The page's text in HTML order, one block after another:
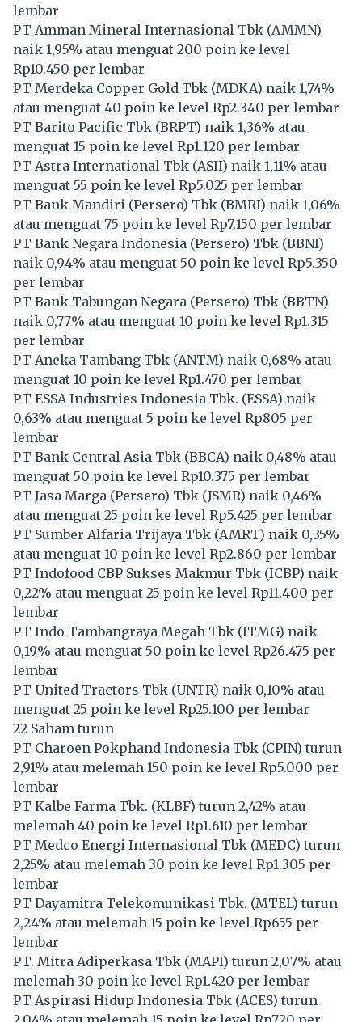
lembar
PT Amman Mineral Internasional Tbk (AMMN)
naik 1,95% atau menguat 200 poin ke level
Rp10.450 per lembar
PT Merdeka Copper Gold Tbk (MDKA) naik 1,74%
atau menguat 40 poin ke level Rp2.340 per lembar
PT Barito Pacific Tbk (BRPT) naik 1,36% atau
menguat 15 poin ke level Rp1.120 per lembar
PT Astra International Tbk (ASII) naik 1,11% atau
menguat 55 poin ke level Rp5.025 per lembar
PT Bank Mandiri (Persero) Tbk (BMRI) naik 1,06%
atau menguat 75 poin ke level Rp7.150 per lembar
PT Bank Negara Indonesia (Persero) Tbk (BBNI)
naik 0,94% atau menguat 50 poin ke level Rp5.350
per lembar
PT Bank Tabungan Negara (Persero) Tbk (BBTN)
naik 0,77% atau menguat 10 poin ke level Rp1.315
per lembar
PT Aneka Tambang Tbk (ANTM) naik 0,68% atau
menguat 10 poin ke level Rp1.470 per lembar
PT ESSA Industries Indonesia Tbk. (ESSA) naik
0,63% atau menguat 5 poin ke level Rp805 per
lembar
PT Bank Central Asia Tbk (BBCA) naik 0,48% atau
menguat 50 poin ke level Rp10.375 per lembar
PT Jasa Marga (Persero) Tbk (JSMR) naik 0,46%
atau menguat 25 poin ke level Rp5.425 per lembar
PT Sumber Alfaria Trijaya Tbk (AMRT) naik 0,35%
atau menguat 10 poin ke level Rp2.860 per lembar
PT Indofood CBP Sukses Makmur Tbk (ICBP) naik
0,22% atau menguat 25 poin ke level Rp11.400 per
lembar
PT Indo Tambangraya Megah Tbk (ITMG) naik
0,19% atau menguat 50 poin ke level Rp26.475 per
lembar
PT United Tractors Tbk (UNTR) naik 0,10% atau
menguat 25 poin ke level Rp25.100 per lembar
22 Saham turun
PT Charoen Pokphand Indonesia Tbk (CPIN) turun
2,91% atau melemah 150 poin ke level Rp5.000 per
lembar
PT Kalbe Farma Tbk. (KLBF) turun 2,42% atau
melemah 40 poin ke level Rp1.610 per lembar
PT Medco Energi Internasional Tbk (MEDC) turun
2,25% atau melemah 30 poin ke level Rp1.305 per
lembar
PT Dayamitra Telekomunikasi Tbk. (MTEL) turun
2,24% atau melemah 15 poin ke level Rp655 per
lembar
PT. Mitra Adiperkasa Tbk (MAPI) turun 2,07% atau
melemah 30 poin ke level Rp1.420 per lembar
PT Aspirasi Hidup Indonesia Tbk (ACES) turun